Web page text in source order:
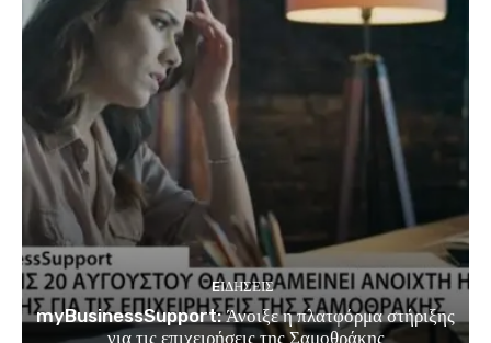
EΙΔΗΣΕΙΣ
myBusinessSupport: Άνοιξε η πλατφόρμα στήριξης
για τις επιχειρήσεις της Σαμοθράκης